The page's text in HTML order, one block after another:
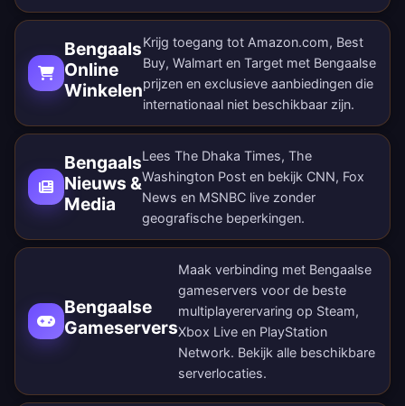
Bengaals
Online
Winkelen
Krijg toegang tot Amazon.com, Best
Buy, Walmart en Target met Bengaalse
prijzen en exclusieve aanbiedingen die
internationaal niet beschikbaar zijn.
Bengaals
Nieuws &
Media
Lees The Dhaka Times, The
Washington Post en bekijk CNN, Fox
News en MSNBC live zonder
geografische beperkingen.
Bengaalse
Gameservers
Maak verbinding met Bengaalse
gameservers voor de beste
multiplayerervaring op Steam,
Xbox Live en PlayStation
Network. Bekijk alle beschikbare
serverlocaties.